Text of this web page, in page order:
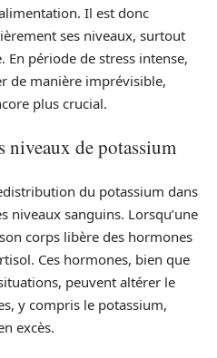
Il est donc
ses niveaux, surtout
En période de stress intense,
de manière imprévisible,
plus crucial.
niveaux de potassium
du potassium dans
niveaux sanguins. Lorsqu’une
corps libère des hormones
Ces hormones, bien que
peuvent altérer le
y compris le potassium,
excès.